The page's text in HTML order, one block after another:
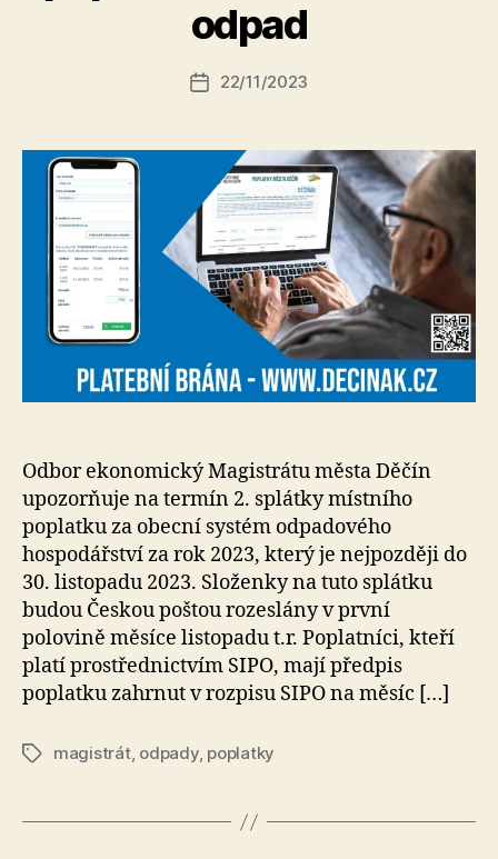
odpad
Autor
o
a
s
o
Datum
22/11/2023
Odbor ekonomický Magistrátu města Děčín
upozorňuje na termín 2. splátky místního
poplatku za obecní systém odpadového
hospodářství za rok 2023, který je nejpozději do
30. listopadu 2023. Složenky na tuto splátku
budou Českou poštou rozeslány v první
polovině měsíce listopadu t.r. Poplatníci, kteří
platí prostřednictvím SIPO, mají předpis
poplatku zahrnut v rozpisu SIPO na měsíc […]
Štítkymagistrát, odpady, poplatky